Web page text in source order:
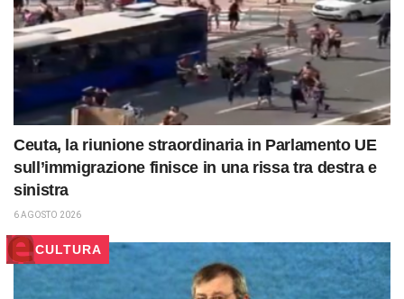
Ceuta, la riunione straordinaria in Parlamento UE
sull’immigrazione finisce in una rissa tra destra e
sinistra
6 AGOSTO 2026
CULTURA